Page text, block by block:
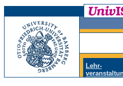
Lehr-